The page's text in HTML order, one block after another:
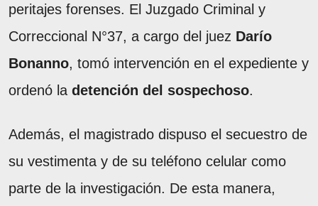
peritajes forenses. El Juzgado Criminal y
Correccional N°37, a cargo del juez Darío
Bonanno, tomó intervención en el expediente y
ordenó la detención del sospechoso.
Además, el magistrado dispuso el secuestro de
su vestimenta y de su teléfono celular como
parte de la investigación. De esta manera,